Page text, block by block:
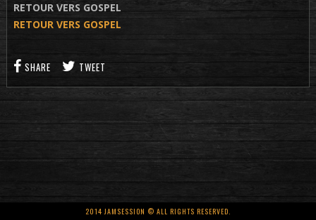
RETOUR VERS GOSPEL
RETOUR VERS GOSPEL
SHARE TWEET
2014 JAMSESSION © ALL RIGHTS RESERVED.